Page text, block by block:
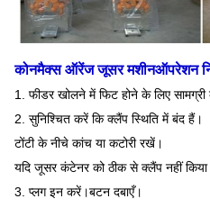
कोनमैक्स ऑरेंज जूसर मशीनऑपरेशन
1. फीडर खोलने में फिट होने के लिए
2. सुनिश्चित करें कि क्लैंप स्थिति में बंद हैं।
टोंटी के नीचे कांच या कटोरी रखें।
यदि जूसर कंटेनर को ठीक से क्लैंप नहीं किया
3. प्लग इन करें।बटन दबाएँ।